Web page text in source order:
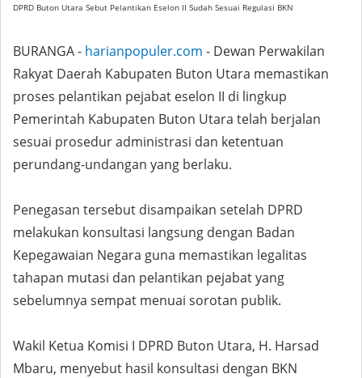
DPRD Buton Utara Sebut Pelantikan Eselon II Sudah Sesuai Regulasi BKN
BURANGA - harianpopuler.com - Dewan Perwakilan
Rakyat Daerah Kabupaten Buton Utara memastikan
proses pelantikan pejabat eselon II di lingkup
Pemerintah Kabupaten Buton Utara telah berjalan
sesuai prosedur administrasi dan ketentuan
perundang-undangan yang berlaku.
Penegasan tersebut disampaikan setelah DPRD
melakukan konsultasi langsung dengan Badan
Kepegawaian Negara guna memastikan legalitas
tahapan mutasi dan pelantikan pejabat yang
sebelumnya sempat menuai sorotan publik.
Wakil Ketua Komisi I DPRD Buton Utara, H. Harsad
Mbaru, menyebut hasil konsultasi dengan BKN